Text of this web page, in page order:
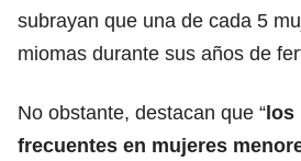
subrayan que una de cada 5
miomas durante sus años de
No obstante, destacan que “los
frecuentes en mujeres